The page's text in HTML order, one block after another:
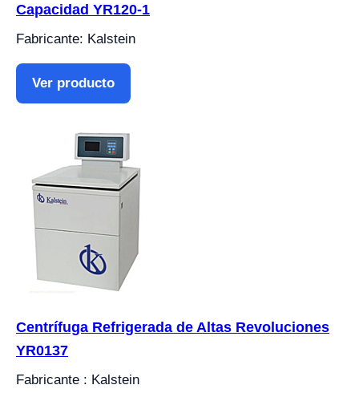
Capacidad YR120-1
Fabricante: Kalstein
Ver producto
Centrífuga Refrigerada de Altas Revoluciones
YR0137
Fabricante : Kalstein